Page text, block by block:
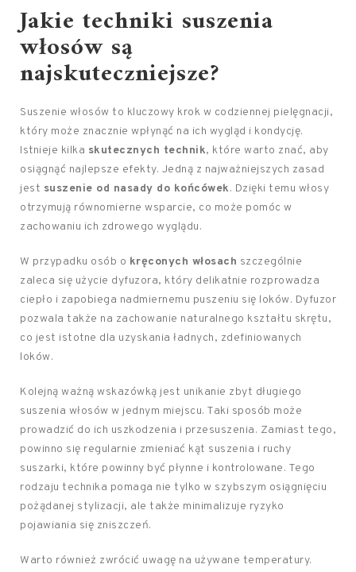
Jakie techniki suszenia
włosów są
najskuteczniejsze?
Suszenie włosów to kluczowy krok w codziennej pielęgnacji,
który może znacznie wpłynąć na ich wygląd i kondycję.
Istnieje kilka skutecznych technik, które warto znać, aby
osiągnąć najlepsze efekty. Jedną z najważniejszych zasad
jest suszenie od nasady do końcówek. Dzięki temu włosy
otrzymują równomierne wsparcie, co może pomóc w
zachowaniu ich zdrowego wyglądu.
W przypadku osób o kręconych włosach szczególnie
zaleca się użycie dyfuzora, który delikatnie rozprowadza
ciepło i zapobiega nadmiernemu puszeniu się loków. Dyfuzor
pozwala także na zachowanie naturalnego kształtu skrętu,
co jest istotne dla uzyskania ładnych, zdefiniowanych
loków.
Kolejną ważną wskazówką jest unikanie zbyt długiego
suszenia włosów w jednym miejscu. Taki sposób może
prowadzić do ich uszkodzenia i przesuszenia. Zamiast tego,
powinno się regularnie zmieniać kąt suszenia i ruchy
suszarki, które powinny być płynne i kontrolowane. Tego
rodzaju technika pomaga nie tylko w szybszym osiągnięciu
pożądanej stylizacji, ale także minimalizuje ryzyko
pojawiania się zniszczeń.
Warto również zwrócić uwagę na używane temperatury.